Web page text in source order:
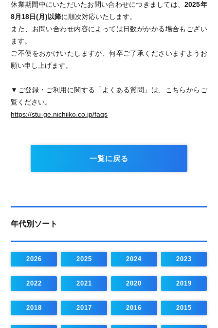
休業期間中にいただいたお問い合わせにつきましては、2025年
8月18日(月)以降に順次対応いたします。
また、お問い合わせ内容によっては日数がかかる場合もござい
ます。
ご不便をおかけいたしますが、何卒ご了承くださいますようお
願い申し上げます。
▼ご登録・ご利用に関する「よくある質問」は、こちらからご
覧ください。
https://stu-ge.nichiiko.co.jp/faqs
一覧に戻る
年代別ソート
2026 2025 2024 2023
2022 2021 2020 2019
2018 2017 2016 2015